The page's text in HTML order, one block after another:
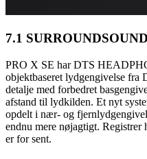
7.1 SURROUNDSOUND
PRO X SE har DTS
objektbaseret lydgengivelse fra
detalje med forbedret
afstand til lydkilden. Et nyt
opdelt i nær- og
endnu mere nøjagtigt.
er for sent.